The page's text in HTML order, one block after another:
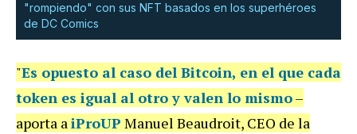
"rompiendo" con sus NFT basados en los superhéroes
de DC Comics
"Es opuesto al caso del Bitcoin, en el que cada
token es igual al otro y valen lo mismo–
aporta aiProUP Manuel Beaudroit, CEO de la